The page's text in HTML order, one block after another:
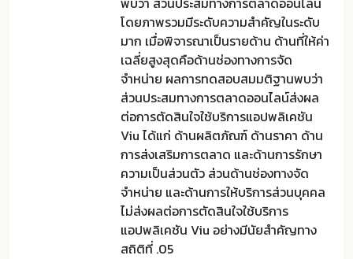
โดยภาพรวมมีระดับความสำคัญในระดับ
มาก เมื่อพิจารณาเป็นรายด้าน ด้านที่ให้ค่า
เฉลี่ยสูงสุดคือด้านช่องทางการจัด
จำหน่าย ผลการทดสอบสมมติฐานพบว่า
ส่วนประสมทางการตลาดออนไลน์ส่งผล
ต่อการตัดสินใจใช้บริการแอปพลิเคชัน
Viu ได้แก่ ด้านผลิตภัณฑ์ ด้านราคา ด้าน
การส่งเสริมการตลาด และด้านการรักษา
ความเป็นส่วนตัว ส่วนด้านช่องทางจัด
จำหน่าย และด้านการให้บริการส่วนบุคคล
ไม่ส่งผลต่อการตัดสินใจใช้บริการ
แอปพลิเคชัน Viu อย่างมีนัยสำคัญทาง
สถิติที่ .05